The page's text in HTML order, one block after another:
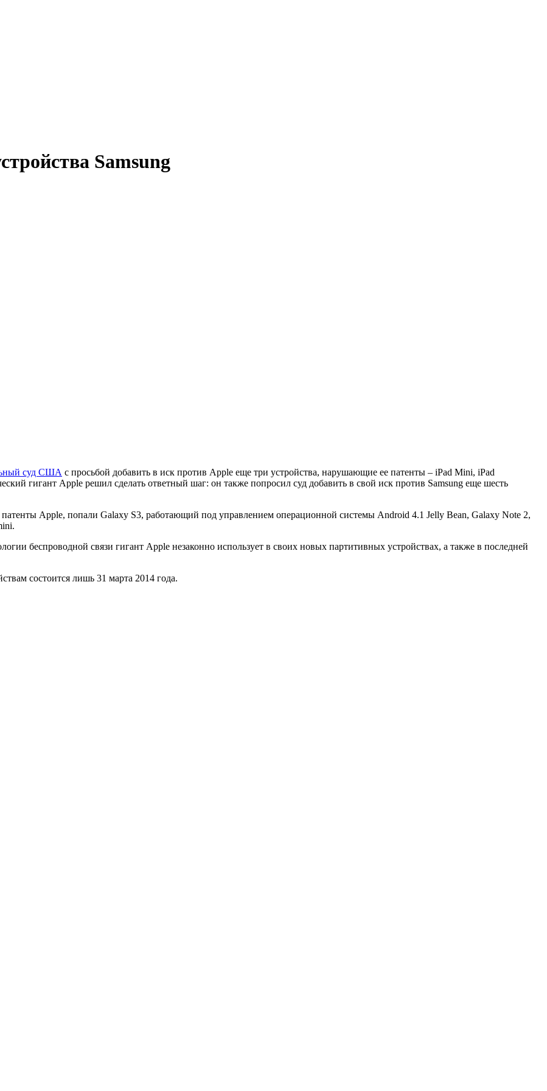
Samsung
суд США с просьбой добавить в иск против Apple еще три устройства, нарушающие ее патенты – iPad Mini, iPad
гигант Apple решил сделать ответный шаг: он также попросил суд добавить в свой иск против Samsung еще шесть
Apple, попали Galaxy S3, работающий под управлением операционной системы Android 4.1 Jelly Bean, Galaxy Note 2,
беспроводной связи гигант Apple незаконно использует в своих новых партитивных устройствах, а также в последней
состоится лишь 31 марта 2014 года.